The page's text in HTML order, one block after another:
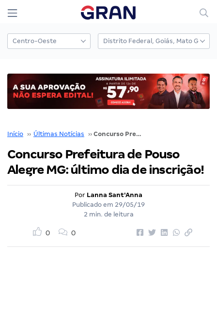
Início ›› Últimas Notícias ›› Concurso Prefeitura de Pouso Alegre MG: último dia de inscrição!
Concurso Prefeitura de Pouso
Alegre MG: último dia de inscrição!
Por Lanna Sant'Anna
Publicado em 29/05/19
2 min. de leitura
0 0